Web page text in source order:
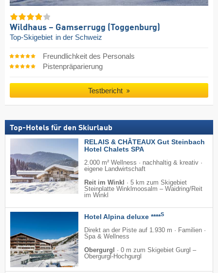
Wildhaus – Gamserrugg (Toggenburg)
Top-Skigebiet in der Schweiz
Freundlichkeit des Personals
Pistenpräparierung
Testbericht
Top-Hotels für den Skiurlaub
RELAIS & CHÂTEAUX Gut Steinbach
Hotel Chalets SPA
2.000 m² Wellness · nachhaltig & kreativ ·
eigene Landwirtschaft
Reit im Winkl
· 5 km zum Skigebiet
Steinplatte Winklmoosalm – Waidring/​Reit
im Winkl
Hotel Alpina deluxe ****S
Direkt an der Piste auf 1.930 m · Familien ·
Spa & Wellness
Obergurgl
· 0 m zum Skigebiet Gurgl –
Obergurgl-Hochgurgl